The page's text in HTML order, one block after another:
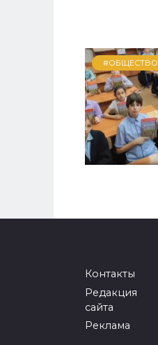
#ОБЩЕСТВО
Контакты
Редакция
сайта
Реклама